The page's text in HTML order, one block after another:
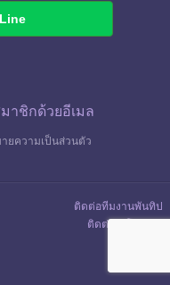
าชิกด้วยอีเมล
ยความเป็นส่วนตัว
ติดต่อทีมงานพันทิป
ติดต่อลงโฆษณา